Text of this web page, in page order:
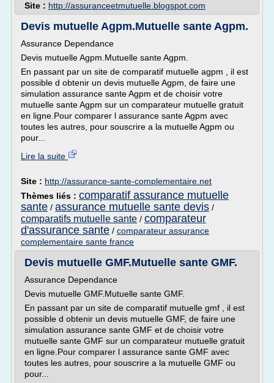
Site : http://assuranceetmutuelle.blogspot.com
Devis mutuelle Agpm.Mutuelle sante Agpm.
Assurance Dependance
Devis mutuelle Agpm.Mutuelle sante Agpm.
En passant par un site de comparatif mutuelle agpm , il est
possible d obtenir un devis mutuelle Agpm, de faire une
simulation assurance sante Agpm et de choisir votre
mutuelle sante Agpm sur un comparateur mutuelle gratuit
en ligne.Pour comparer l assurance sante Agpm avec
toutes les autres, pour souscrire a la mutuelle Agpm ou
pour...
Lire la suite
Site : http://assurance-sante-complementaire.net
Thèmes liés : comparatif assurance mutuelle
sante / assurance mutuelle sante devis /
comparatifs mutuelle sante / comparateur
d'assurance sante / comparateur assurance
complementaire sante france
Devis mutuelle GMF.Mutuelle sante GMF.
Assurance Dependance
Devis mutuelle GMF.Mutuelle sante GMF.
En passant par un site de comparatif mutuelle gmf , il est
possible d obtenir un devis mutuelle GMF, de faire une
simulation assurance sante GMF et de choisir votre
mutuelle sante GMF sur un comparateur mutuelle gratuit
en ligne.Pour comparer l assurance sante GMF avec
toutes les autres, pour souscrire a la mutuelle GMF ou
pour...